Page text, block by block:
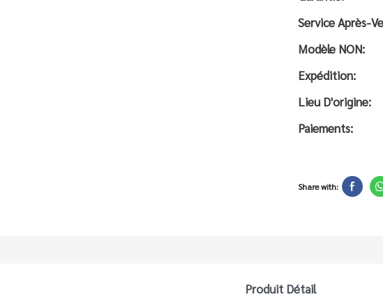
Service Après-
Modèle NON:
Expédition:
Lieu D'origine:
Paiements:
Share with:
Produit Détail